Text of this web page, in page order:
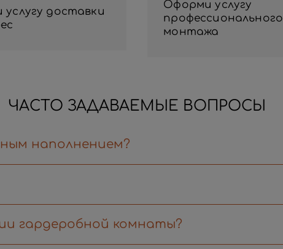
услугу доставки
Оформи услугу
профессионального
монтажа
ЧАСТО ЗАДАВАЕМЫЕ ВОПРОСЫ
наполнением?
гардеробной комнаты?